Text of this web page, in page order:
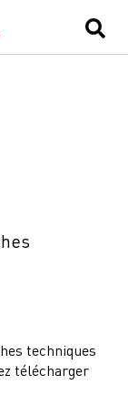
techniques
télécharger